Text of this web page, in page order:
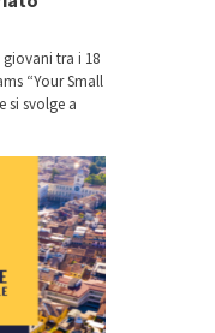
tra i 18
“Your Small
si svolge a